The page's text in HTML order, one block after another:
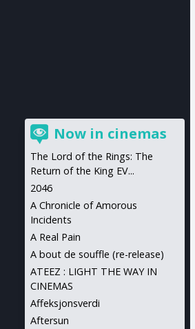
Now in cinemas
The Lord of the Rings: The
Return of the King EV...
2046
A Chronicle of Amorous
Incidents
A Real Pain
A bout de souffle (re-release)
ATEEZ : LIGHT THE WAY IN
CINEMAS
Affeksjonsverdi
Aftersun